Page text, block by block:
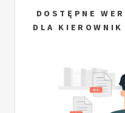
DOSTĘPNE
DLA